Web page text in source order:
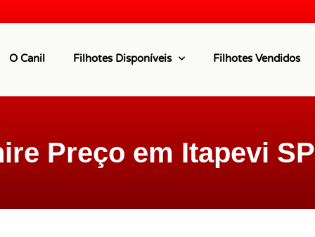
O Canil Filhotes Disponíveis Filhotes Vendidos
Preço em Itapevi SP